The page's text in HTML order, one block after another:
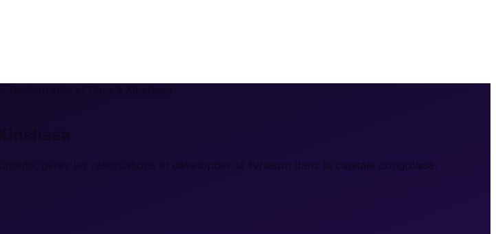
gérer les réservations et développer la livraison dans la capitale congolaise.